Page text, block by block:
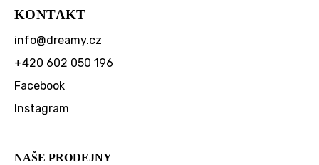
KONTAKT
info@dreamy.cz
+420 602 050 196
Facebook
Instagram
NAŠE PRODEJNY